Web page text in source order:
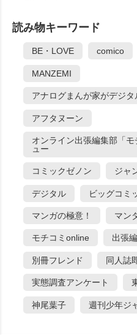
読み物キーワード
BE・LOVE comico
MANZEMI
アナログまんが家がデジ
アフタヌーン
オンライン出張編集部「
ュー
コミックゼノン ジャ
デジタル ビッグコミ
マンガの極意！ マン
モチコミonline 出張
別冊フレンド 同人誌
実態調査アンケート
神尾葉子 週刊少年ジ